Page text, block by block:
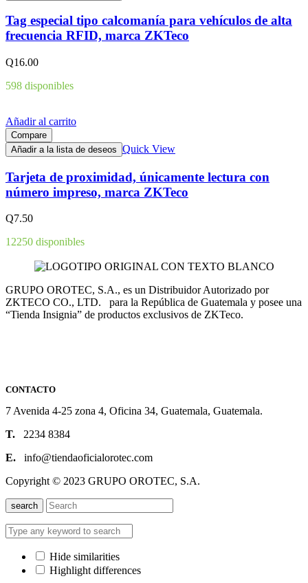
Tag especial tipo calcomanía para vehículos de alta
frecuencia RFID, marca ZKTeco
Q16.00
598 disponibles
Añadir al carrito
Compare
Añadir a la lista de deseos Quick View
Tarjeta de proximidad, únicamente lectura con
número impreso, marca ZKTeco
Q7.50
12250 disponibles
GRUPO OROTEC, S.A., es un Distribuidor Autorizado por
ZKTECO CO., LTD. para la República de Guatemala y posee una
“Tienda Insignia” de productos exclusivos de ZKTeco.
CONTACTO
7 Avenida 4-25 zona 4, Oficina 34, Guatemala, Guatemala.
T. 2234 8384
E. info@tiendaoficialorotec.com
Copyright © 2023 GRUPO OROTEC, S.A.
search
Hide similarities
Highlight differences